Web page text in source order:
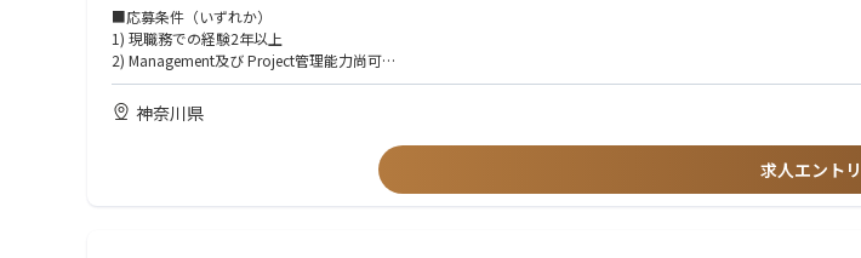
•装置の仕様書および設計図書の作成
•国内手配品の選定、予算の立案、購入および予算管理
•搬入および機器接続作業の管理業務
• 出張比率：通常は0~5%
■当社特徴：
半導体製造装置において圧倒的な技術力と装置性能で、世界の主要半導体メーカーからも評価を受けており、半
業へと導いたもの、それは、お客様のニーズにマッチしたソリューションを提供できる「最先端の技術力」に加
アイデアや意見を尊重し、チームとしてひとつの目標を目指す事で、数々の最先端技術やイノベーションを生み
■応募条件（いずれか）
1) 現職務での経験2年以上
2) Management及び Project管理能力尚可
3) 部署・年齢など壁なく積極的に国内(社内外)及び海外とコミュニケーションをとれる方
4) お互いを尊重するチームワークを持つ方
5) ⾃分から積極的に⾏動できる方
神奈川県
求人エント